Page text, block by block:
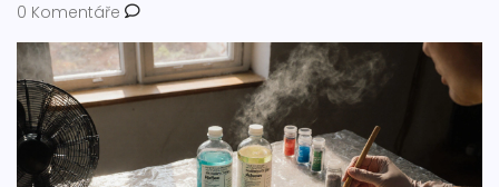
0 Komentáře